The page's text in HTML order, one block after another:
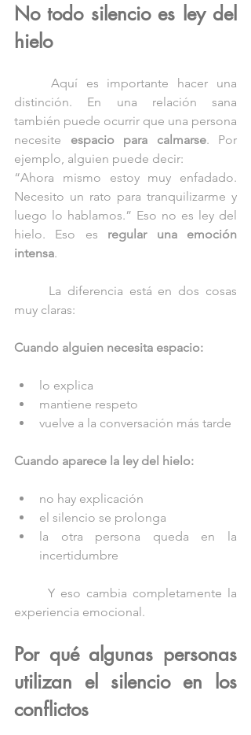
No todo silencio es ley del
hielo
distinción. En una relación sana
también puede ocurrir que una persona
necesite espacio para calmarse. Por
ejemplo, alguien puede decir:
“Ahora mismo estoy muy enfadado.
Necesito un rato para tranquilizarme y
luego lo hablamos.” Eso no es ley del
hielo. Eso es regular una emoción
intensa.
muy claras:
Cuando alguien necesita espacio:
lo explica
mantiene respeto
vuelve a la conversación más tarde
Cuando aparece la ley del hielo:
no hay explicación
el silencio se prolonga
la otra persona queda en la
incertidumbre
experiencia emocional.
Por qué algunas personas
utilizan el silencio en los
conflictos